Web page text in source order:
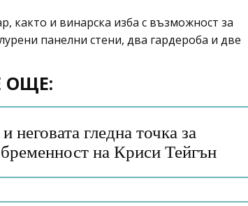
както и винарска изба с възможност за
панелни стени, два гардероба и две
ОЩЕ:
гледна точка за
на Криси Тейгън